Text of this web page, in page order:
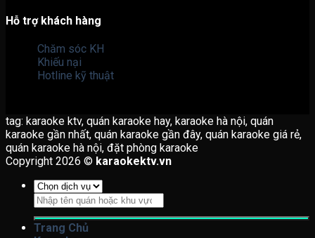
Hỗ trợ khách hàng
Chăm sóc KH
Khiếu nại
Hotline kỹ thuật
tag: karaoke ktv, quán karaoke hay, karaoke hà nội, quán
karaoke gần nhất, quán karaoke gần đây, quán karaoke giá rẻ,
quán karaoke hà nội, đặt phòng karaoke
Copyright 2026 © karaokektv.vn
Tìm
Trang Chủ